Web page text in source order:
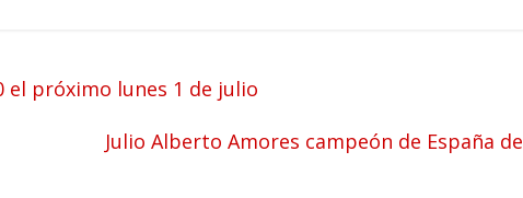
el próximo lunes 1 de julio
Julio Alberto Amores campeón de España